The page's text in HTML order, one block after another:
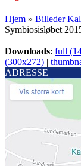
Hjem » Billeder
Symbiosisløbet
Downloads: full
(300x272) |
ADRESSE